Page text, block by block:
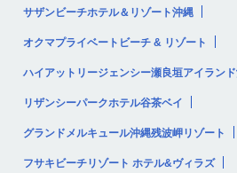
サザンビーチホテル＆リゾート沖縄
オクマプライベートビーチ & リゾート
ハイアットリージェンシー瀬良垣アイラン
リザンシーパークホテル谷茶ベイ
グランドメルキュール沖縄残波岬リゾート
フサキビーチリゾート ホテル&ヴィラズ